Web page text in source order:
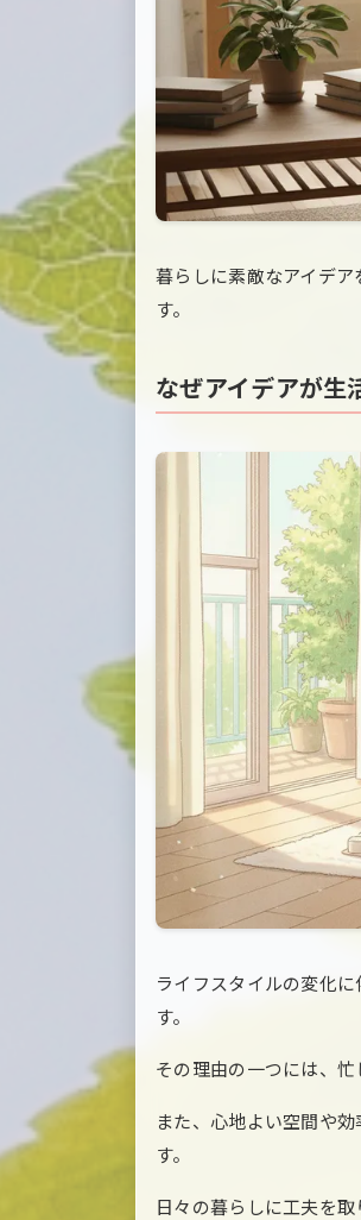
暮らしに素敵なアイデ
す。
なぜアイデアが生
ライフスタイルの変化
す。
その理由の一つには、
また、心地よい空間や
す。
日々の暮らしに工夫を